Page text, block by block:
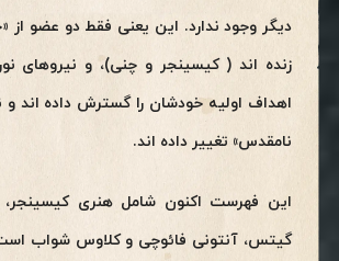
دیگر وجود ندارد. این یعنی فقط دو عضو از
زنده اند ( کیسینجر و چنی)، و نیروهای
اهداف اولیه خودشان را گسترش داده اند و
نامقدس» تغییر داده اند.
این فهرست اکنون شامل هنری
گیتس، آنتونی فائوچی و کلاوس شواب